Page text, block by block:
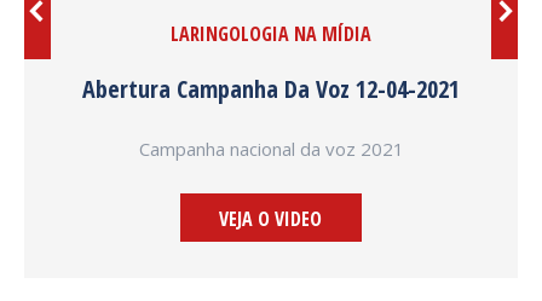
LARINGOLOGIA NA MÍDIA
Abertura Campanha Da Voz 12-04-2021
Campanha nacional da voz 2021
VEJA O VIDEO